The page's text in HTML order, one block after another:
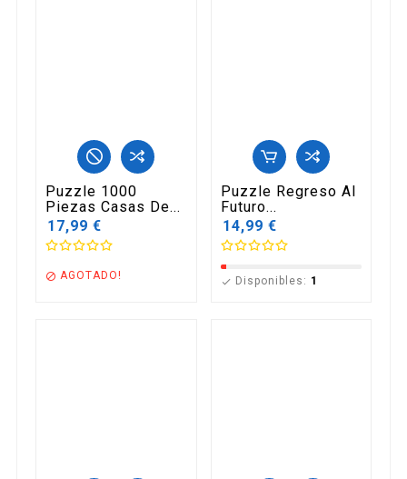
Puzzle 1000
Piezas Casas De...
17,99 €
 AGOTADO!
Puzzle Regreso Al
Futuro...
14,99 €
 Disponibles: 1